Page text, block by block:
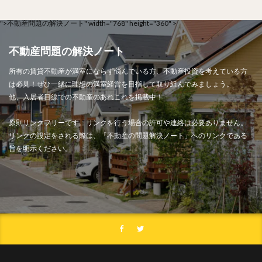
">不動産問題の解決ノート" width="768" height="360" >
不動産問題の解決ノート
所有の賃貸不動産が満室にならず悩んでいる方、不動産投資を考えている方
は必見！ぜひ一緒に理想の満室経営を目指して取り組んでみましょう。
他、入居者目線での不動産のあれこれを掲載中！
原則リンクフリーです。リンクを行う場合の許可や連絡は必要ありません。
リンクの設定をされる際は、「不動産の問題解決ノート」へのリンクである
旨を明示ください。